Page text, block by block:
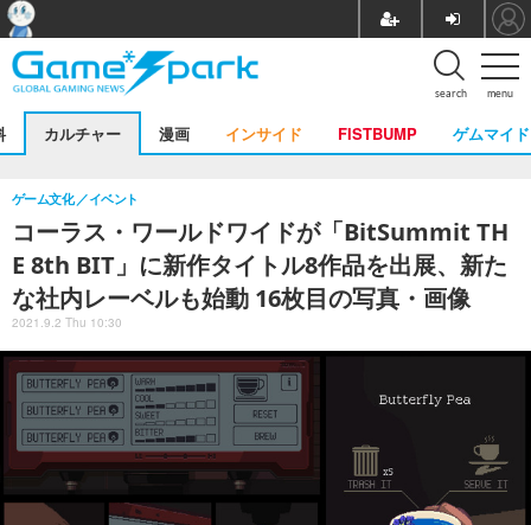
menu
search
カルチャー 漫画 インサイド FISTBUMP ゲムマイド
コーラス・ワールドワイドが「BitSummit TH
E 8th BIT」に新作タイトル8作品を出展、新た
な社内レーベルも始動 16枚目の写真・画像
ゲーム文化 イベント
2021.9.2 Thu 10:30